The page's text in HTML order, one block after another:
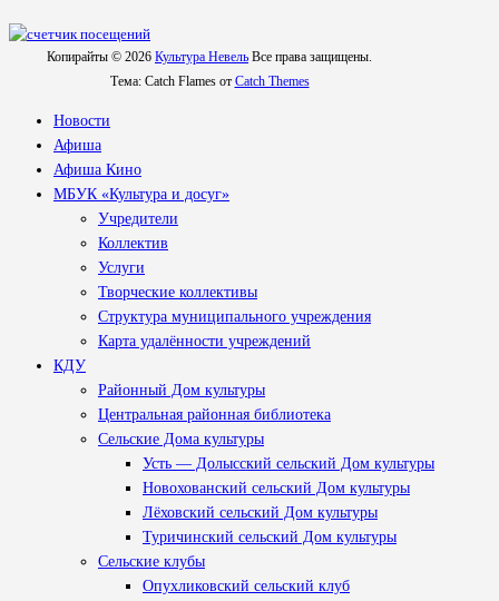
Копирайты © 2026 Культура Невель Все права защищены.
Тема: Catch Flames от Catch Themes
Новости
Афиша
Афиша Кино
МБУК «Культура и досуг»
Учредители
Коллектив
Услуги
Творческие коллективы
Структура муниципального учреждения
Карта удалённости учреждений
КДУ
Районный Дом культуры
Центральная районная библиотека
Сельские Дома культуры
Усть — Долысский сельский Дом культуры
Новохованский сельский Дом культуры
Лёховский сельский Дом культуры
Туричинский сельский Дом культуры
Сельские клубы
Опухликовский сельский клуб